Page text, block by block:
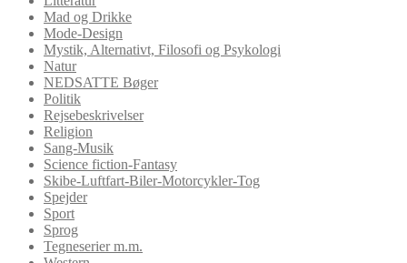
Mad og Drikke
Mode-Design
Mystik, Alternativt, Filosofi og Psykologi
Natur
NEDSATTE Bøger
Politik
Rejsebeskrivelser
Religion
Sang-Musik
Science fiction-Fantasy
Skibe-Luftfart-Biler-Motorcykler-Tog
Spejder
Sport
Sprog
Tegneserier m.m.